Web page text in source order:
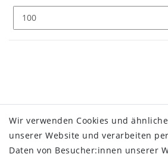
SHOP
Wir verwenden Cookies und
unserer Website und verarbeiten
Daten von Besucher:innen unserer